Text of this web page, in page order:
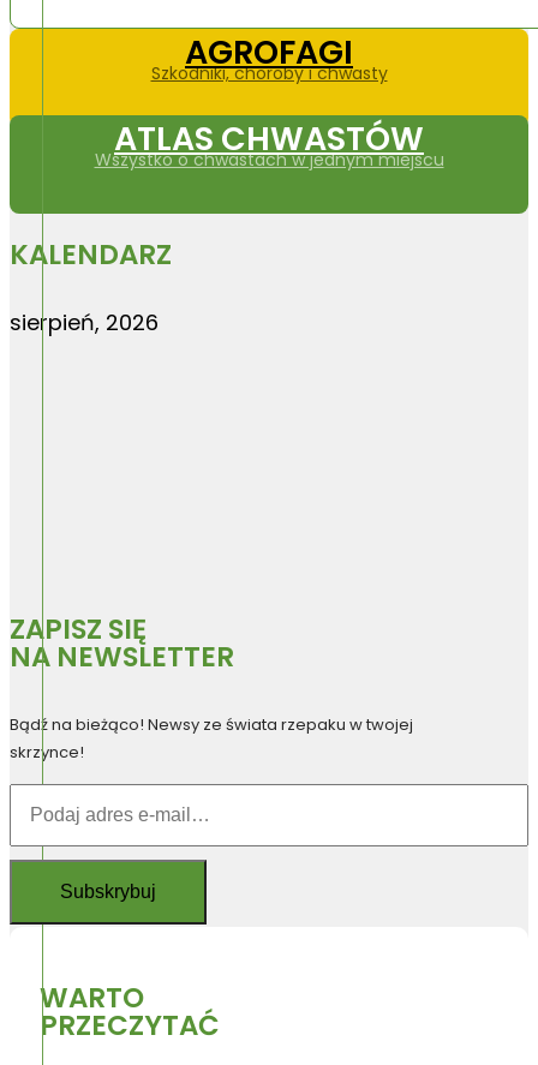
AGROFAGI
Szkodniki, choroby i chwasty
ATLAS CHWASTÓW
Wszystko o chwastach w jednym miejscu
KALENDARZ
sierpień, 2026
ZAPISZ SIĘ
NA NEWSLETTER
Bądź na bieżąco! Newsy ze świata rzepaku w twojej
skrzynce!
WARTO
PRZECZYTAĆ